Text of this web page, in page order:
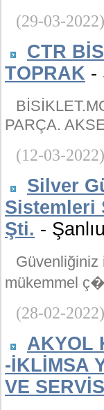
(29-03-2022)
CTR
TOPRAK -
PARÇA.
(12-03-2022)
Silver
Sistemleri
Şti. -
Güvenliğiniz
mükemmel ç�
(28-02-2022)
AKYOL
-İKLİMSA
VE